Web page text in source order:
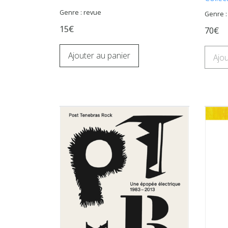
Genre : revue
15€
Ajouter au panier
Genre
70€